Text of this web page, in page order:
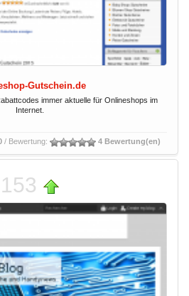
Gutschein.de
immer aktuelle für Onlineshops im
Internet.
/ Bewertung: 4 Bewertung(en)
153